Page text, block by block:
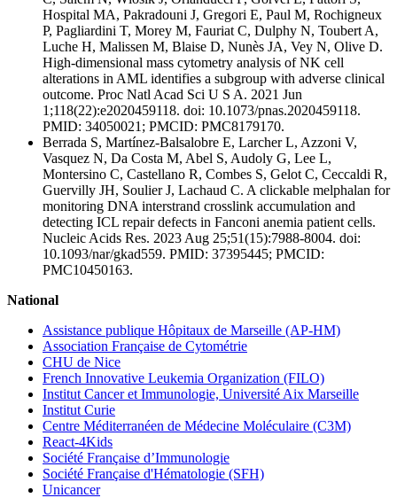
Hospital MA, Pakradouni J, Gregori E, Paul M, Rochigneux
P, Pagliardini T, Morey M, Fauriat C, Dulphy N, Toubert A,
Luche H, Malissen M, Blaise D, Nunès JA, Vey N, Olive D.
High-dimensional mass cytometry analysis of NK cell
alterations in AML identifies a subgroup with adverse clinical
outcome. Proc Natl Acad Sci U S A. 2021 Jun
1;118(22):e2020459118. doi: 10.1073/pnas.2020459118.
PMID: 34050021; PMCID: PMC8179170.
Berrada S, Martínez-Balsalobre E, Larcher L, Azzoni V,
Vasquez N, Da Costa M, Abel S, Audoly G, Lee L,
Montersino C, Castellano R, Combes S, Gelot C, Ceccaldi R,
Guervilly JH, Soulier J, Lachaud C. A clickable melphalan for
monitoring DNA interstrand crosslink accumulation and
detecting ICL repair defects in Fanconi anemia patient cells.
Nucleic Acids Res. 2023 Aug 25;51(15):7988-8004. doi:
10.1093/nar/gkad559. PMID: 37395445; PMCID:
PMC10450163.
National
Assistance publique Hôpitaux de Marseille (AP-HM)
Association Française de Cytométrie
CHU de Nice
French Innovative Leukemia Organization (FILO)
Institut Cancer et Immunologie, Université Aix Marseille
Institut Curie
Centre Méditerranéen de Médecine Moléculaire (C3M)
React-4Kids
Société Française d’Immunologie
Société Française d'Hématologie (SFH)
Unicancer